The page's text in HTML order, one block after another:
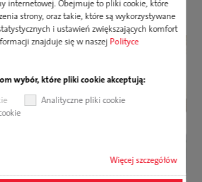
internetowej. Obejmuje to pliki cookie, które
strony, oraz takie, które są wykorzystywane
i ustawień zwiększających komfort
znajduje się w naszej Polityce
wybór, które pliki cookie akceptują:
Analityczne pliki cookie
Więcej szczegółów
rozwój
na pożegnanie